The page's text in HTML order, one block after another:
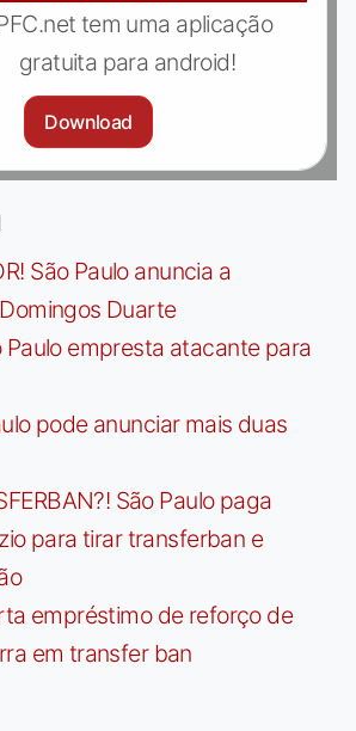
tem uma aplicação
gratuita para android!
Download
São Paulo anuncia a
Duarte
Paulo empresta atacante para
pode anunciar mais duas
São Paulo paga
para tirar transferban e
empréstimo de reforço de
em transfer ban